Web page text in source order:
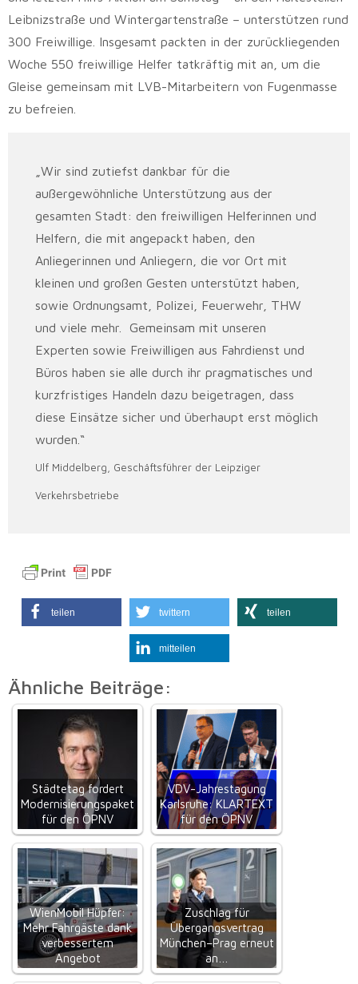
Leibnizstraße und Wintergartenstraße – unterstützen rund
300 Freiwillige. Insgesamt packten in der zurückliegenden
Woche 550 freiwillige Helfer tatkräftig mit an, um die
Gleise gemeinsam mit LVB-Mitarbeitern von Fugenmasse
zu befreien.
„Wir sind zutiefst dankbar für die
außergewöhnliche Unterstützung aus der
gesamten Stadt: den freiwilligen Helferinnen und
Helfern, die mit angepackt haben, den
Anliegerinnen und Anliegern, die vor Ort mit
kleinen und großen Gesten unterstützt haben,
sowie Ordnungsamt, Polizei, Feuerwehr, THW
und viele mehr. Gemeinsam mit unseren
Experten sowie Freiwilligen aus Fahrdienst und
Büros haben sie alle durch ihr pragmatisches und
kurzfristiges Handeln dazu beigetragen, dass
diese Einsätze sicher und überhaupt erst möglich
wurden.“
Ulf Middelberg, Geschäftsführer der Leipziger
Verkehrsbetriebe
teilen twittern teilen
mitteilen
Ähnliche Beiträge:
Städtetag fordert
Modernisierungspaket
für den ÖPNV
VDV-Jahrestagung
Karlsruhe: KLARTEXT
für den ÖPNV
WienMobil Hüpfer:
Mehr Fahrgäste dank
verbessertem
Angebot
Zuschlag für
Übergangsvertrag
München–Prag erneut
an…